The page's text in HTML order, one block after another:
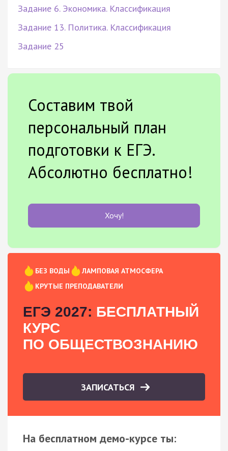
Задание 6. Экономика. Классификация
Задание 13. Политика. Классификация
Задание 25
Составим твой
персональный план
подготовки к ЕГЭ.
Абсолютно бесплатно!
Хочу!
БЕЗ ВОДЫ
ЛАМПОВАЯ АТМОСФЕРА
КРУТЫЕ ПРЕПОДАВАТЕЛИ
ЕГЭ 2027: БЕСПЛАТНЫЙ
КУРС
ПО ОБЩЕСТВОЗНАНИЮ
ЗАПИСАТЬСЯ
На бесплатном демо-курсе ты: